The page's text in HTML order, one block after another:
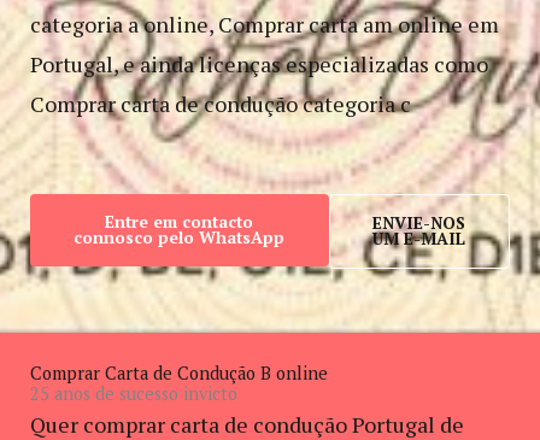
categoria a online, Comprar carta am online em
Portugal, e ainda licenças especializadas como
Comprar carta de condução categoria c
Entre em contacto
connosco pelo WhatsApp
ENVIE-NOS
UM E-MAIL
Comprar Carta de Condução B online
25 anos de sucesso invicto
Quer comprar carta de condução Portugal de